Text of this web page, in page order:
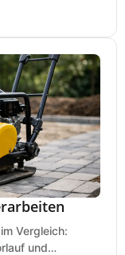
Vergleich:
und